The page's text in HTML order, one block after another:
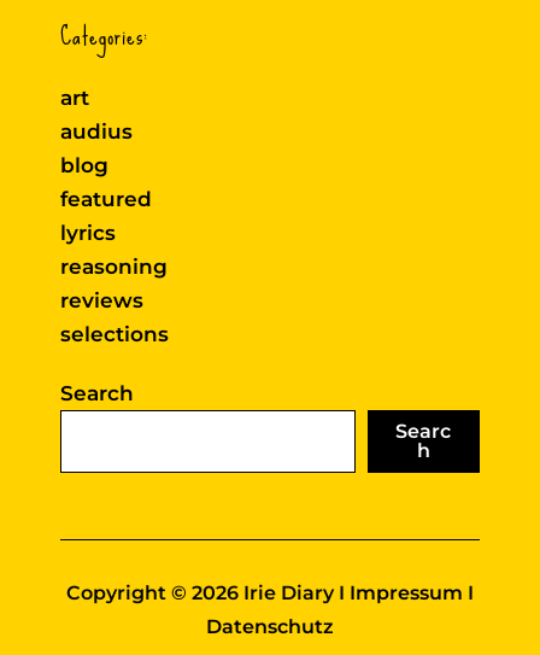
Categories:
art
audius
blog
featured
lyrics
reasoning
reviews
selections
Search
Searc
h
Copyright © 2026 Irie Diary I Impressum I
Datenschutz